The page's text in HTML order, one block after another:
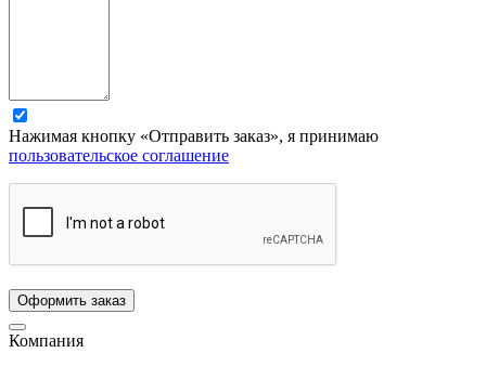
Нажимая кнопку «Отправить заказ», я принимаю
пользовательское соглашение
Компания